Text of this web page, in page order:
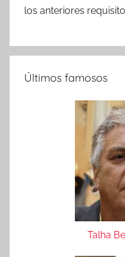
los anteriores
Últimos famosos
Talha